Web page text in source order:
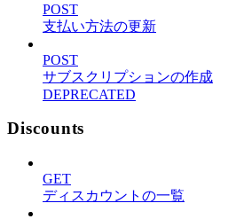
POST
支払い方法の更新
POST
サブスクリプションの作成
DEPRECATED
Discounts
GET
ディスカウントの一覧